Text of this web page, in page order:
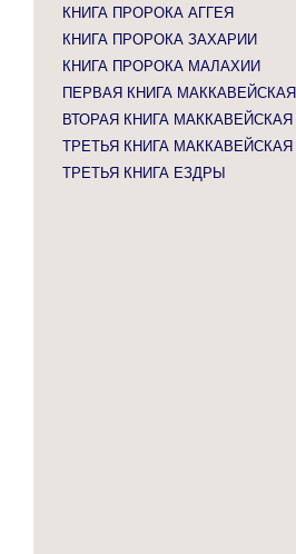
КНИГА ПРОРОКА АГГЕЯ
КНИГА ПРОРОКА ЗАХАРИИ
КНИГА ПРОРОКА МАЛАХИИ
ПЕРВАЯ КНИГА МАККАВЕЙСКАЯ
ВТОРАЯ КНИГА МАККАВЕЙСКАЯ
ТРЕТЬЯ КНИГА МАККАВЕЙСКАЯ
ТРЕТЬЯ КНИГА ЕЗДРЫ